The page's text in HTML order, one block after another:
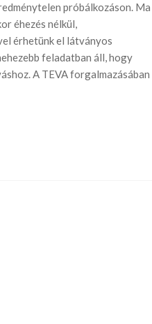
próbálkozáson. Ma
éhezés nélkül,
érhetünk el látványos
feladatban áll, hogy
A TEVA forgalmazásában